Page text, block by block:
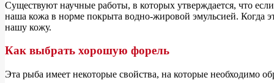
Существуют научные работы, в которых утверждается, что если
наша кожа в норме покрыта водно-жировой эмульсией. Когда
нашу кожу.
Как выбрать хорошую форель
Эта рыба имеет некоторые свойства, на которые необходимо